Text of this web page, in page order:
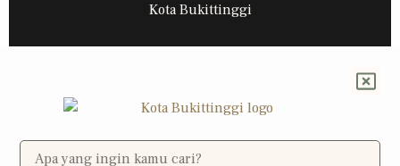
Kota Bukittinggi